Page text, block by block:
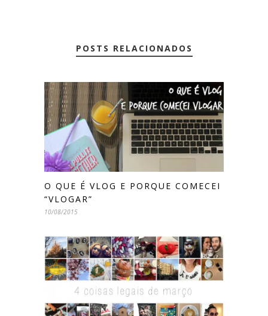
POSTS RELACIONADOS
O QUE É VLOG E PORQUE COMECEI
“VLOGAR”
10/08/2015